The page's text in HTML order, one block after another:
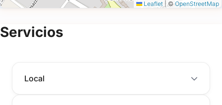
Leaflet ©OpenStreetMap
Servicios
Local